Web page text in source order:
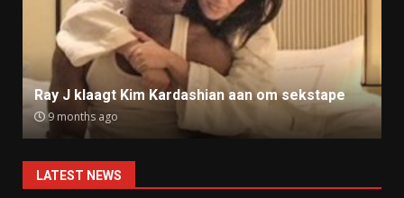
Ray J klaagt Kim Kardashian aan om sekstape
9 months ago
LATEST NEWS